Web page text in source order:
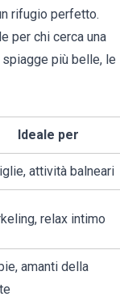
rifugio perfetto.
per chi cerca una
più belle, le
Ideale per
attività balneari
relax intimo
amanti della